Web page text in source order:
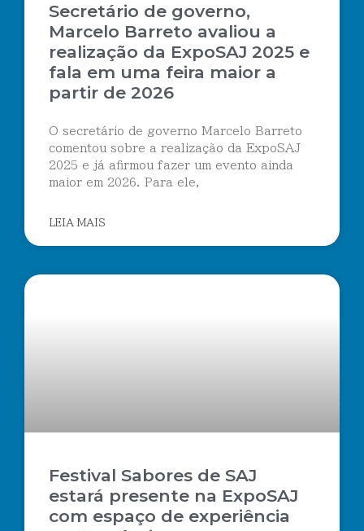
Secretário de governo,
Marcelo Barreto avaliou a
realização da ExpoSAJ 2025 e
fala em uma feira maior a
partir de 2026
O secretário de governo Marcelo Barreto
comentou sobre a realização da ExpoSAJ
2025 e já afirmou fazer um evento ainda
maior em 2026. Para ele,
LEIA MAIS
Festival Sabores de SAJ
estará presente na ExpoSAJ
com espaço de experiência